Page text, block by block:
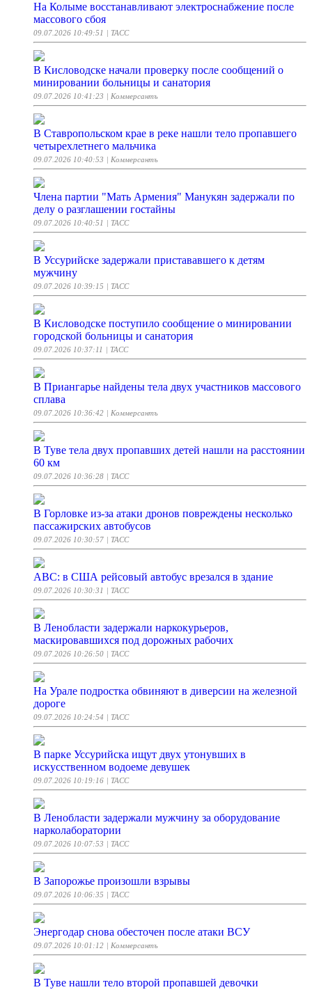
На Колыме восстанавливают электроснабжение после
массового сбоя
09.07.2026 10:49:51 | ТАСС
В Кисловодске начали проверку после сообщений о
минировании больницы и санатория
09.07.2026 10:41:23 | Коммерсантъ
В Ставропольском крае в реке нашли тело пропавшего
четырехлетнего мальчика
09.07.2026 10:40:53 | Коммерсантъ
Члена партии "Мать Армения" Манукян задержали по
делу о разглашении гостайны
09.07.2026 10:40:51 | ТАСС
В Уссурийске задержали пристававшего к детям
мужчину
09.07.2026 10:39:15 | ТАСС
В Кисловодске поступило сообщение о минировании
городской больницы и санатория
09.07.2026 10:37:11 | ТАСС
В Приангарье найдены тела двух участников массового
сплава
09.07.2026 10:36:42 | Коммерсантъ
В Туве тела двух пропавших детей нашли на расстоянии
60 км
09.07.2026 10:36:28 | ТАСС
В Горловке из-за атаки дронов повреждены несколько
пассажирских автобусов
09.07.2026 10:30:57 | ТАСС
АВС: в США рейсовый автобус врезался в здание
09.07.2026 10:30:31 | ТАСС
В Ленобласти задержали наркокурьеров,
маскировавшихся под дорожных рабочих
09.07.2026 10:26:50 | ТАСС
На Урале подростка обвиняют в диверсии на железной
дороге
09.07.2026 10:24:54 | ТАСС
В парке Уссурийска ищут двух утонувших в
искусственном водоеме девушек
09.07.2026 10:19:16 | ТАСС
В Ленобласти задержали мужчину за оборудование
нарколаборатории
09.07.2026 10:07:53 | ТАСС
В Запорожье произошли взрывы
09.07.2026 10:06:35 | ТАСС
Энергодар снова обесточен после атаки ВСУ
09.07.2026 10:01:12 | Коммерсантъ
В Туве нашли тело второй пропавшей девочки